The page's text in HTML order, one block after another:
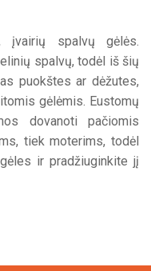
įvairių spalvų gėlės.
spalvų, todėl iš šių
puokštes ar dėžutes,
gėlėmis. Eustomų
dovanoti pačiomis
tiek moterims, todėl
ir pradžiuginkite jį